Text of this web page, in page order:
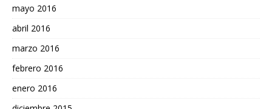
mayo 2016
abril 2016
marzo 2016
febrero 2016
enero 2016